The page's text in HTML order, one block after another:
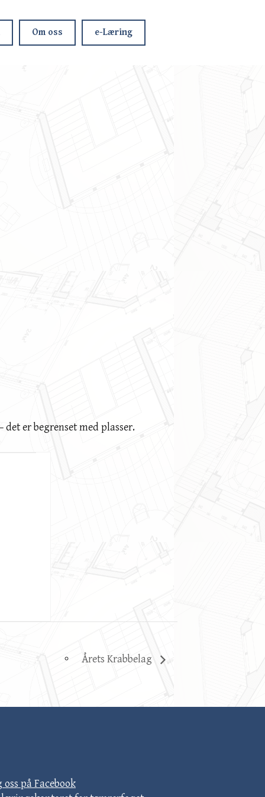
Om oss e-Læring
er begrenset med plasser.
Årets Krabbelag
oss på Facebook